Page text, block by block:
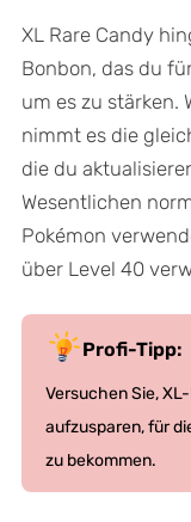
XL Rare Candy
Bonbon, das du
um es zu stärken.
nimmt es die
die du
Wesentlichen
Pokémon
über Level 40
Profi-Tipp:
Versuchen Sie,
aufzusparen, für
zu bekommen.